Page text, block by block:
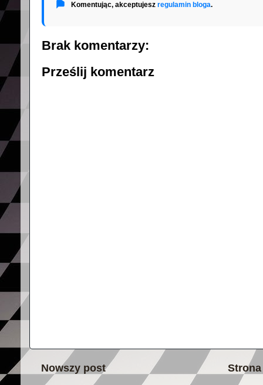
Komentując, akceptujesz regulamin bloga.
Brak komentarzy:
Prześlij komentarz
Nowszy post Strona